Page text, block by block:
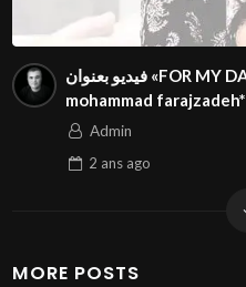
فيديو بعنوان «FOR MY DAUGHTER » للمشارك *
mohammad farajzadeh* من ايران في المسابقة الدولية
Admin
2 ansago
MORE POSTS